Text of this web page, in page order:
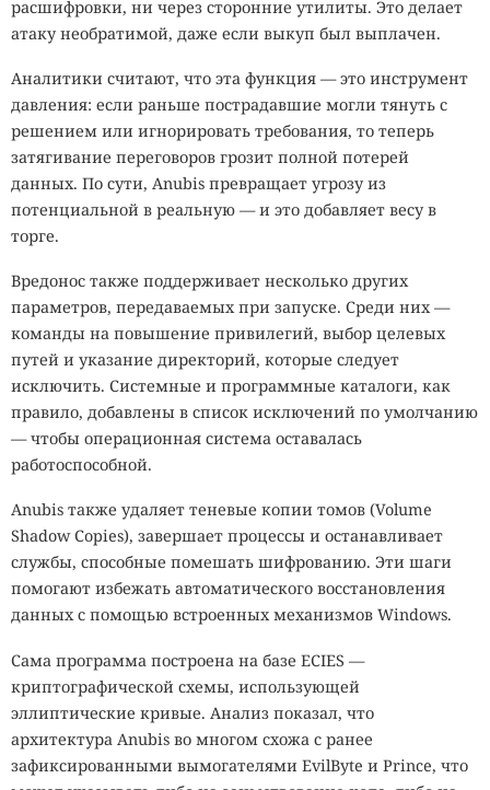
расшифровки, ни через сторонние утилиты. Это делает
атаку необратимой, даже если выкуп был выплачен.
Аналитики считают, что эта функция — это инструмент
давления: если раньше пострадавшие могли тянуть с
решением или игнорировать требования, то теперь
затягивание переговоров грозит полной потерей
данных. По сути, Anubis превращает угрозу из
потенциальной в реальную — и это добавляет весу в
торге.
Вредонос также поддерживает несколько других
параметров, передаваемых при запуске. Среди них —
команды на повышение привилегий, выбор целевых
путей и указание директорий, которые следует
исключить. Системные и программные каталоги, как
правило, добавлены в список исключений по умолчанию
— чтобы операционная система оставалась
работоспособной.
Anubis также удаляет теневые копии томов (Volume
Shadow Copies), завершает процессы и останавливает
службы, способные помешать шифрованию. Эти шаги
помогают избежать автоматического восстановления
данных с помощью встроенных механизмов Windows.
Сама программа построена на базе ECIES —
криптографической схемы, использующей
эллиптические кривые. Анализ показал, что
архитектура Anubis во многом схожа с ранее
зафиксированными вымогателями EvilByte и Prince, что